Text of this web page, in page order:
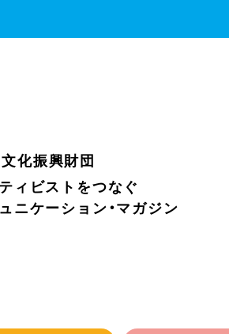
化振興財団
ィビストをつなぐ
ニケーション・マガジン